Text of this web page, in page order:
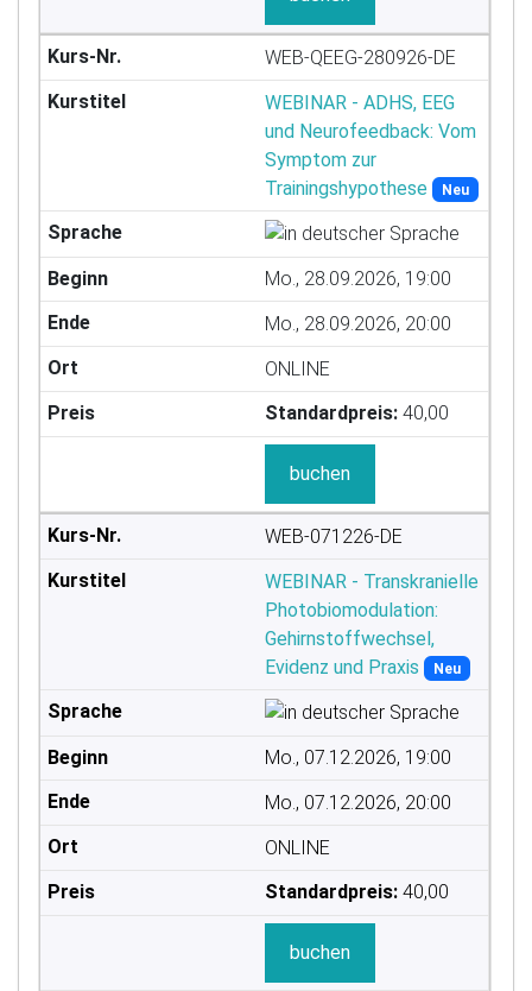
WEB-QEEG-280926-DE
WEBINAR - ADHS, EEG
und Neurofeedback: Vom
Symptom zur
Trainingshypothese
Neu
Mo., 28.09.2026, 19:00
Mo., 28.09.2026, 20:00
ONLINE
Standardpreis: 40,00
buchen
WEB-071226-DE
WEBINAR - Transkranielle
Photobiomodulation:
Gehirnstoffwechsel,
Evidenz und Praxis
Neu
Mo., 07.12.2026, 19:00
Mo., 07.12.2026, 20:00
ONLINE
Standardpreis: 40,00
buchen